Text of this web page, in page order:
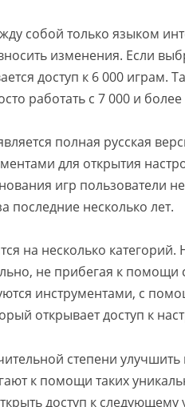
собой только языком
изменения. Если
доступ к 6 000 играм.
работать с 7 000 и
полная русская
для открытия
игр пользователи
несколько лет.
на несколько
не прибегая к помощи
инструментами, с
открывает доступ к
степени
к помощи таких
доступ к